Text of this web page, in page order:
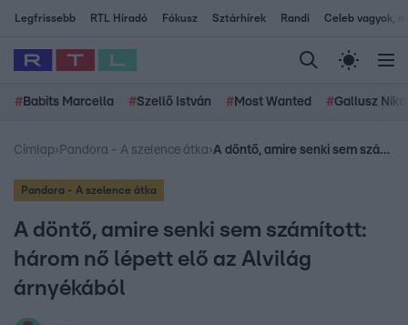
Legfrissebb RTL Híradó Fókusz Sztárhírek Randi Celeb vagyok,
# Babits Marcella #Szellő István # Most Wanted #Gallusz
Címlap› Pandora - A szelence átka› A döntő, amire senki sem számított: három nő lépett elő az Alvilág árnyékából
Pandora - A szelence átka
A döntő, amire senki sem számított:
három nő lépett elő az Alvilág
árnyékából